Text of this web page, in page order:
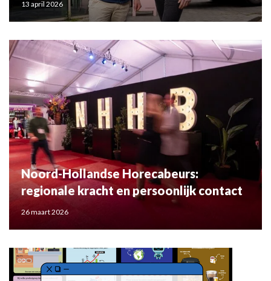
13 april 2026
Noord-Hollandse Horecabeurs:
regionale kracht en persoonlijk contact
26 maart 2026